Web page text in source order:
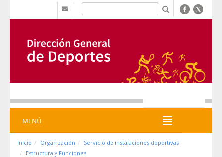
MENÚ
Inicio Organización
Servicio de instalaciones deportivas
Estructura y Funciones